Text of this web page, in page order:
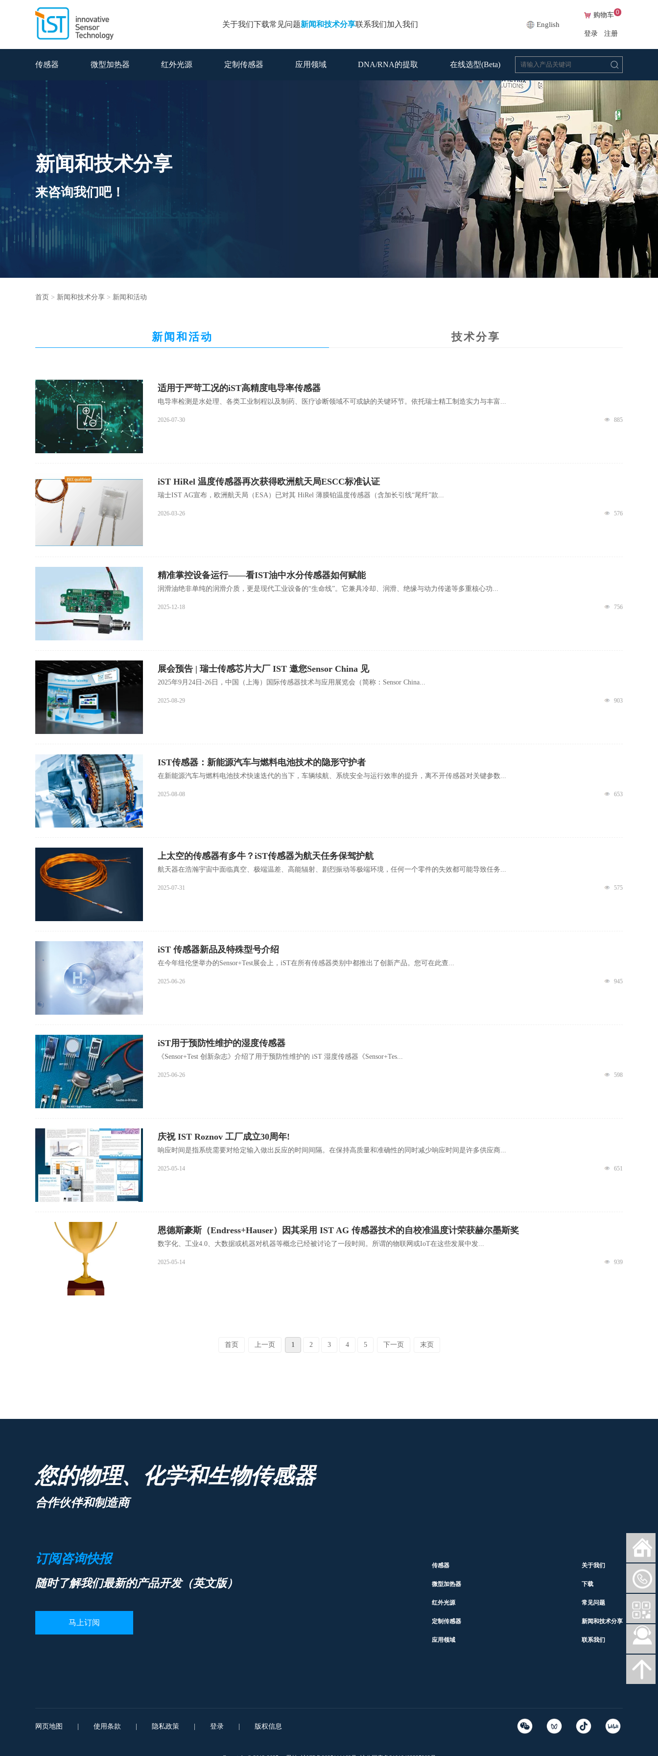
关于我们下载常见问题新闻和技术分享联系我们加入我们 English
购物车 0
登录 注册
传感器 微型加热器 红外光源 定制传感器 应用领域 DNA/RNA的提取 在线选型(Beta)
新闻和技术分享
来咨询我们吧！
首页 > 新闻和技术分享 > 新闻和活动
新闻和活动 技术分享
适用于严苛工况的iST高精度电导率传感器
电导率检测是水处理、各类工业制程以及制药、医疗诊断领域不可或缺的关键环节。依托瑞士精工制造实力与丰富...
885
2026-07-30
iST HiRel 温度传感器再次获得欧洲航天局ESCC标准认证
瑞士IST AG宣布，欧洲航天局（ESA）已对其 HiRel 薄膜铂温度传感器（含加长引线“尾纤”款...
576
2026-03-26
精准掌控设备运行——看IST油中水分传感器如何赋能
润滑油绝非单纯的润滑介质，更是现代工业设备的“生命线”。它兼具冷却、润滑、绝缘与动力传递等多重核心功...
756
2025-12-18
展会预告 | 瑞士传感芯片大厂 IST 邀您Sensor China 见
2025年9月24日-26日，中国（上海）国际传感器技术与应用展览会（简称：Sensor China...
903
2025-08-29
IST传感器：新能源汽车与燃料电池技术的隐形守护者
在新能源汽车与燃料电池技术快速迭代的当下，车辆续航、系统安全与运行效率的提升，离不开传感器对关键参数...
653
2025-08-08
上太空的传感器有多牛？iST传感器为航天任务保驾护航
航天器在浩瀚宇宙中面临真空、极端温差、高能辐射、剧烈振动等极端环境，任何一个零件的失效都可能导致任务...
575
2025-07-31
iST 传感器新品及特殊型号介绍
在今年纽伦堡举办的Sensor+Test展会上，iST在所有传感器类别中都推出了创新产品。您可在此查...
945
2025-06-26
iST用于预防性维护的湿度传感器
《Sensor+Test 创新杂志》介绍了用于预防性维护的 iST 湿度传感器《Sensor+Tes...
598
2025-06-26
庆祝 IST Roznov 工厂成立30周年!
响应时间是指系统需要对给定输入做出反应的时间间隔。在保持高质量和准确性的同时减少响应时间是许多供应商...
651
2025-05-14
恩德斯豪斯（Endress+Hauser）因其采用 IST AG 传感器技术的自校准温度计荣获赫尔墨斯奖
数字化、工业4.0、大数据或机器对机器等概念已经被讨论了一段时间。所谓的物联网或IoT在这些发展中发...
939
2025-05-14
首页 上一页 1 2 3 4 5 下一页 末页
您的物理、化学和生物传感器
合作伙伴和制造商
订阅咨询快报
随时了解我们最新的产品开发（英文版）
马上订阅
传感器
微型加热器
红外光源
定制传感器
应用领域
关于我们
下载
常见问题
新闻和技术分享
联系我们
网页地图 使用条款 隐私政策 登录 版权信息